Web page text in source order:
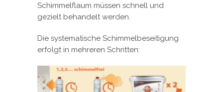
Schimmelflaum müssen schnell und
gezielt behandelt werden.
Die systematische Schimmelbeseitigung
erfolgt in mehreren Schritten: